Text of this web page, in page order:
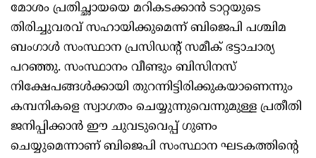
മോശം പ്രതിച്ഛായയെ മറികടക്കാന്‍ ടാറ്റയുടെ
തിരിച്ചുവരവ് സഹായിക്കുമെന്ന് ബിജെപി പശ്ചിമ
ബംഗാള്‍ സംസ്ഥാന പ്രസിഡന്റ് സമീക് ഭട്ടാചാര്യ
പറഞ്ഞു. സംസ്ഥാനം വീണ്ടും ബിസിനസ്
നിക്ഷേപങ്ങള്‍ക്കായി തുറന്നിട്ടിരിക്കുകയാണെന്നും
കമ്പനികളെ സ്വാഗതം ചെയ്യുന്നുവെന്നുമുള്ള പ്രതീതി
ജനിപ്പിക്കാന്‍ ഈ ചുവടുവെപ്പ് ഗുണം
ചെയ്യുമെന്നാണ് ബിജെപി സംസ്ഥാന ഘടകത്തിന്റെ